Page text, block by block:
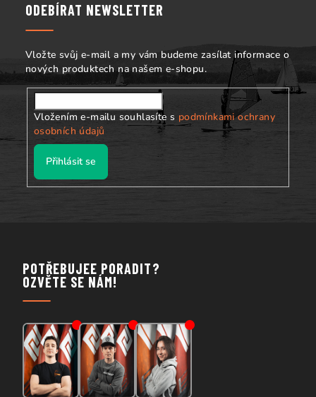
ODEBÍRAT NEWSLETTER
Vložte svůj e-mail a my vám budeme zasílat informace o
nových produktech na našem e-shopu.
Vložením e-mailu souhlasíte s podmínkami ochrany
osobních údajů
Přihlásit se
POTŘEBUJEE PORADIT?
OZVĚTE SE NÁM!